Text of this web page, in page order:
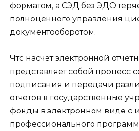
форматом, а СЭД без ЭДО
полноценного управления
документооборотом.
Что насчет электронной
представляет собой процесс
подписания и передачи
отчетов в государственные
фонды в электронном виде с
профессионального